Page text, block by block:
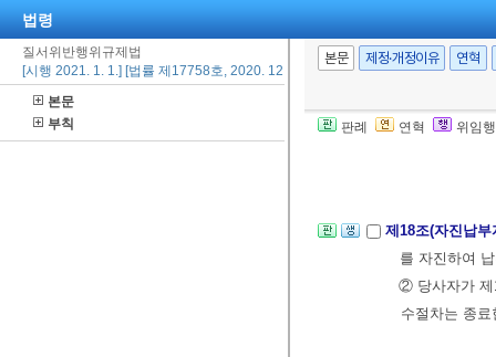
법령
질서위반행위규제법
[시행 2021. 1. 1.] [법률 제17758호, 2020. 12. 29., 타법개정]
본문
부칙
본문 제정·개정이유 연혁
판례 연혁 위임
② 제1항에 따
수료를 받을
④ 과태료 납부
제18조(자진납
를 자진하여
② 당사자가 제
수절차는 종료